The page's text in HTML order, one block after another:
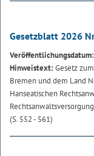
Gesetzblatt 2026
Veröffentlichungsdatum:
Hinweistext:Gesetz
Bremen und dem Land
Hanseatischen
(S. 552 - 561)